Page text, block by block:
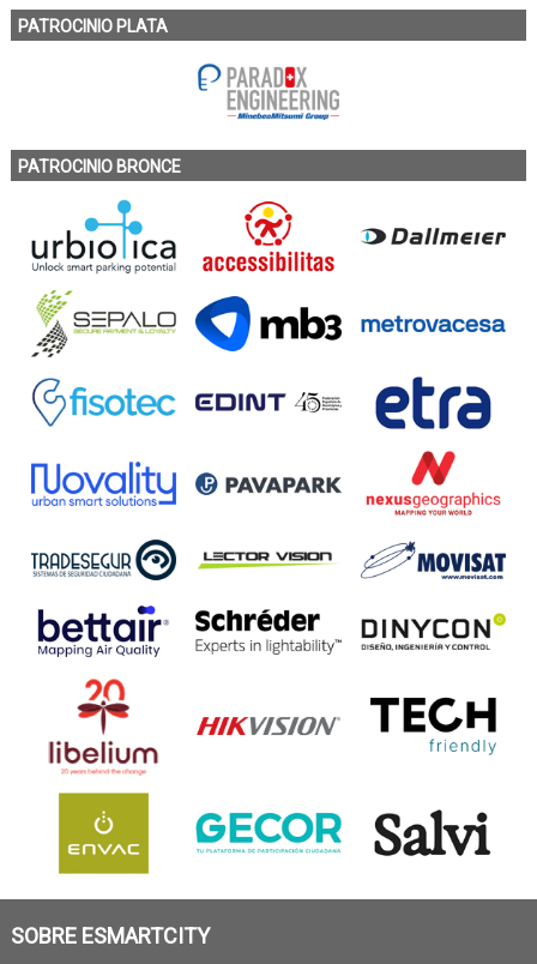
PATROCINIO PLATA
PATROCINIO BRONCE
SOBRE ESMARTCITY